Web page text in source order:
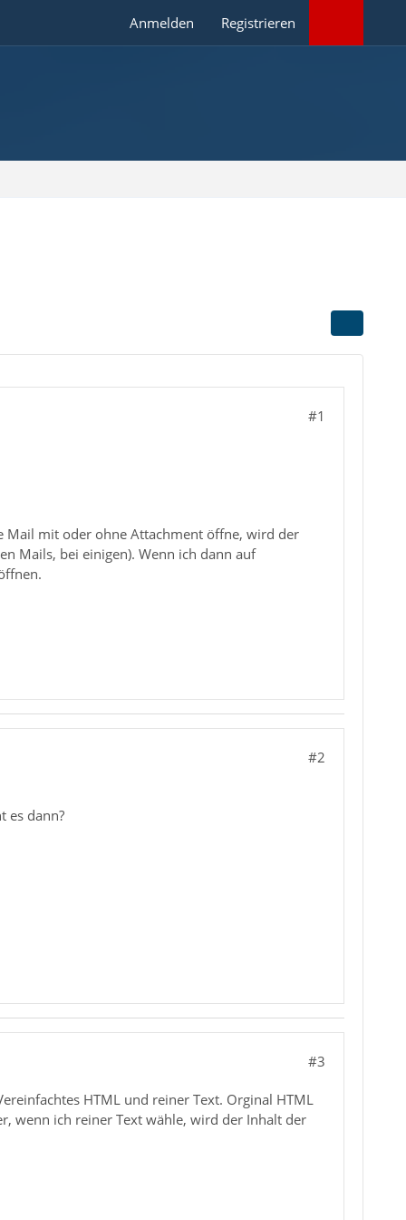
Anmelden Registrieren
#1
Mail mit oder ohne Attachment öffne, wird der
Mails, bei einigen). Wenn ich dann auf
#2
es dann?
#3
HTML und reiner Text. Orginal HTML
wenn ich reiner Text wähle, wird der Inhalt der